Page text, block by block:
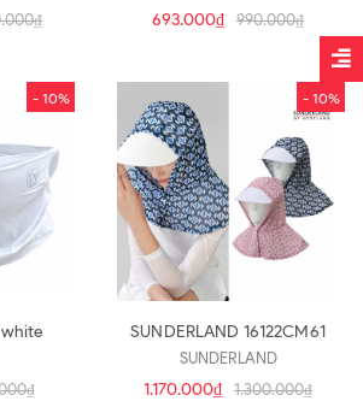
693.000₫ 990.000₫
- 10%
white
- 10%
SUNDERLAND 16122CM61
SUNDERLAND
1.170.000₫ 1.300.000₫